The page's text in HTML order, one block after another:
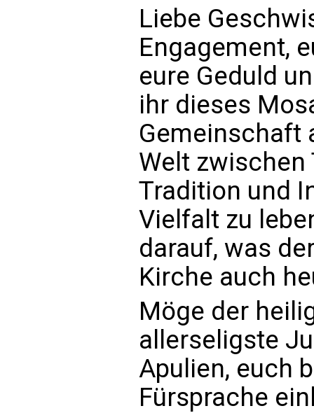
Liebe
Engagement,
eure Geduld
ihr dieses
Gemeinschaft
Welt zwischen
Tradition und
Vielfalt zu
darauf, was
Kirche auch
Möge der
allerseligste
Apulien, euch
Fürsprache